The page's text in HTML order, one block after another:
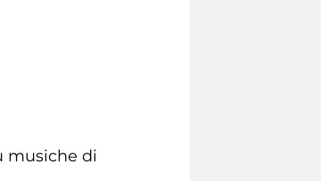
musiche di